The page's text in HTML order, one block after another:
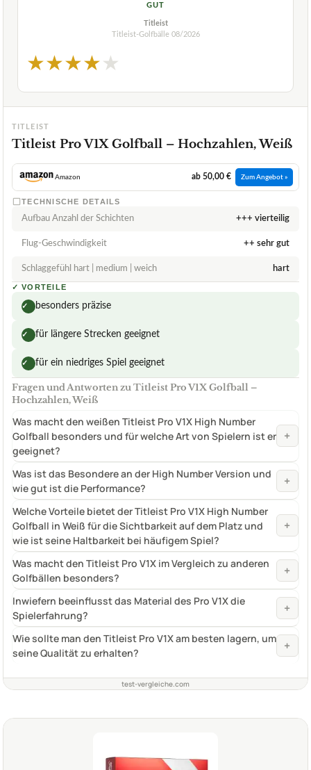
GUT
Titleist
Titleist-Golfbälle 08/2026
★★★★★
TITLEIST
Titleist Pro V1X Golfball – Hochzahlen, Weiß
Amazon ab 50,00 € Zum Angebot »
TECHNISCHE DETAILS
Aufbau Anzahl der Schichten +++ vierteilig
Flug-Geschwindigkeit ++ sehr gut
Schlaggefühl hart | medium | weich hart
✓ VORTEILE
✓ besonders präzise
✓ für längere Strecken geeignet
✓ für ein niedriges Spiel geeignet
Fragen und Antworten zu Titleist Pro V1X Golfball –
Hochzahlen, Weiß
Was macht den weißen Titleist Pro V1X High Number
Golfball besonders und für welche Art von Spielern ist er
geeignet?
+
Was ist das Besondere an der High Number Version und
wie gut ist die Performance?
+
Welche Vorteile bietet der Titleist Pro V1X High Number
Golfball in Weiß für die Sichtbarkeit auf dem Platz und
wie ist seine Haltbarkeit bei häufigem Spiel?
+
Was macht den Titleist Pro V1X im Vergleich zu anderen
Golfbällen besonders?
+
Inwiefern beeinflusst das Material des Pro V1X die
Spielerfahrung?
+
Wie sollte man den Titleist Pro V1X am besten lagern, um
seine Qualität zu erhalten?
+
test-vergleiche.com